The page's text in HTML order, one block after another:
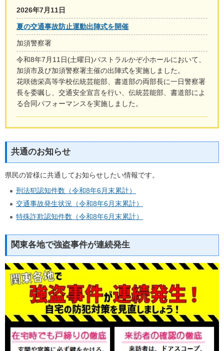
2026年7月11日
夏の交通事故防止運動出陣式を開催
加須警察署
令和8年7月11日(土曜日)パストラルかぞ小ホールにおいて、
加須市及び加須警察署主催の出陣式を実施しました。
花咲徳栄高等学校伝統芸能部、書道部の両部長に一日警察署
長を委嘱し、交通安全宣言を行い、伝統芸能部、書道部によ
る合同パフォーマンスを実施しました。
共通のお知らせ
県民の皆様に共通してお知らせしたい情報です。
刑法犯認知件数（令和8年6月末累計）
交通事故発生状況（令和8年6月末累計）
特殊詐欺認知件数（令和8年6月末累計）
関東各地で強盗事件が連続発生